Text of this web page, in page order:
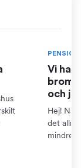
PENSION
Vi har
och
Hej! När
det
mindre